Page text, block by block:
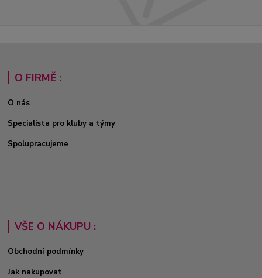
O FIRMĚ :
O nás
Specialista pro kluby a týmy
Spolupracujeme
VŠE O NÁKUPU :
Obchodní podmínky
Jak nakupovat